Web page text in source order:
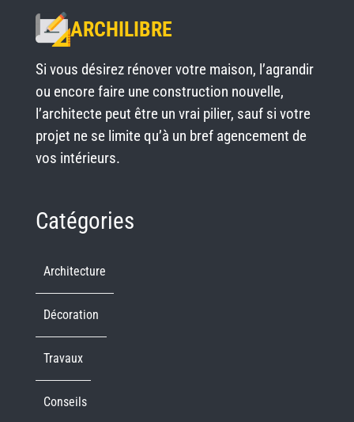
ARCHILIBRE
Si vous désirez rénover votre maison, l’agrandir
ou encore faire une construction nouvelle,
l’architecte peut être un vrai pilier, sauf si votre
projet ne se limite qu’à un bref agencement de
vos intérieurs.
Catégories
Architecture
Décoration
Travaux
Conseils